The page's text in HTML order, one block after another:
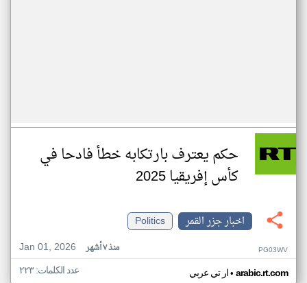
حكم يعترف بارتكابه خطأ فادحا في
كأس إفريقيا 2025
اخبار جزر القمر
Politics
Jan 01, 2026
منذ ٧ أشهر PG03WV
ار تي عربي• arabic.rt.com عدد الكلمات: ٢٢٣